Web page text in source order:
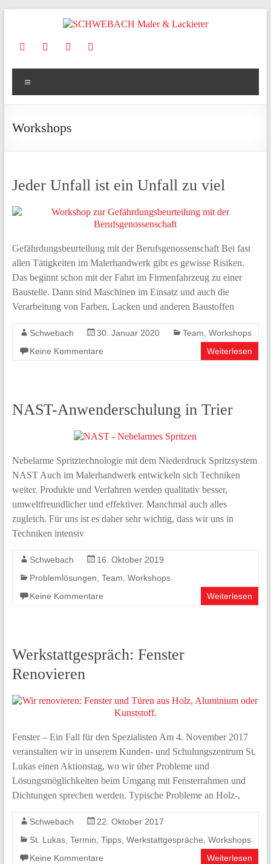
SCHWEBACH
Maler
&
Irsch/Saar
Workshops
Jeder Unfall ist ein Unfall zu viel
Gefährdungsbeurteilung mit der Berufsgenossenschaft Bei fast
allen Tätigkeiten im Malerhandwerk gibt es gewisse Risiken.
Das beginnt schon mit der Fahrt im Firmenfahrzeug zu einer
Baustelle. Dann sind Maschinen im Einsatz und auch die
Verarbeitung von Farben, Lacken und anderen Baustoffen
Schwebach 30. Januar 2020 Team Workshops
Keine Kommentare
Weiterlesen
NAST-Anwenderschulung in Trier
Nebelarme Spritztechnologie mit dem Niederdruck Spritzsystem
NAST Auch im Malerhandwerk entwickeln sich Techniken
weiter. Produkte und Verfahren werden qualitativ besser,
umweltfreundlicher und effektiver. Manchmal auch alles
zugleich. Für uns ist es daher sehr wichtig, dass wir uns in
Techniken intensiv
Schwebach
16. Oktober 2019
Problemlösungen Team Workshops
Keine Kommentare
Weiterlesen
Werkstattgespräch: Fenster
Renovieren
Fenster – Ein Fall für den Spezialisten Am 4. November 2017
veranstalten wir in unserem Kunden- und Schulungszentrum St.
Lukas einen Aktionstag, wo wir über Probleme und
Lösungsmöglichkeiten beim Umgang mit Fensterrahmen und
Dichtungen sprechen werden. Typische Probleme an Holz-,
Schwebach
22. Oktober 2017
St. Lukas, Termin Tipps, Werkstattgespräche Workshops
Keine Kommentare
Weiterlesen